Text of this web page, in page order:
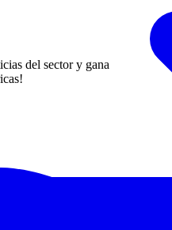
del sector y gana